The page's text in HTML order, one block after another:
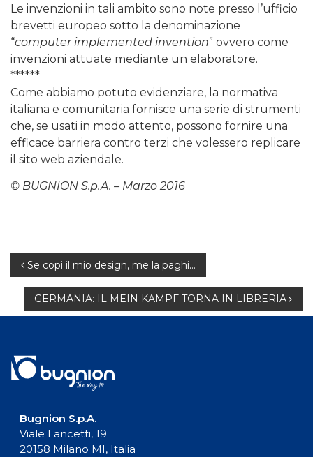
Le invenzioni in tali ambito sono note presso l’ufficio
brevetti europeo sotto la denominazione
“computer implemented invention” ovvero come
invenzioni attuate mediante un elaboratore.
******
Come abbiamo potuto evidenziare, la normativa
italiana e comunitaria fornisce una serie di strumenti
che, se usati in modo attento, possono fornire una
efficace barriera contro terzi che volessero replicare
il sito web aziendale.
© BUGNION S.p.A. – Marzo 2016
Navigazione
articoli
Se copi il mio design, me la paghi…
GERMANIA: IL MEIN KAMPF TORNA IN LIBRERIA
Bugnion S.p.A.
Viale Lancetti, 19
20158 Milano MI, Italia